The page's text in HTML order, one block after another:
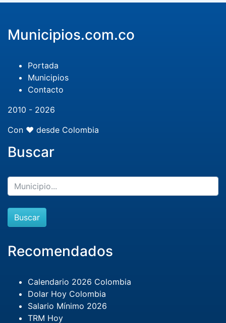
Municipios.com.co
Portada
Municipios
Contacto
2010 - 2026
Con ❤️ desde Colombia
Buscar
Buscar
Recomendados
Calendario 2026 Colombia
Dolar Hoy Colombia
Salario Mínimo 2026
TRM Hoy